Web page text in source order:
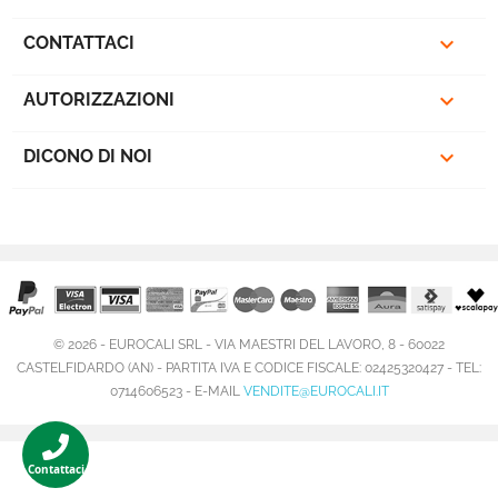
CONTATTACI 
AUTORIZZAZIONI 
DICONO DI NOI 
© 2026 - EUROCALI SRL - VIA MAESTRI DEL LAVORO, 8 - 60022
CASTELFIDARDO (AN) - PARTITA IVA E CODICE FISCALE: 02425320427 - TEL:
0714606523 - E-MAIL VENDITE@EUROCALI.IT
Contattaci